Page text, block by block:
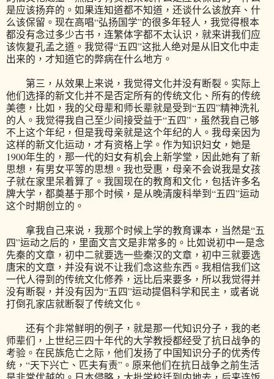
是应该扬弃的。如果连知道都不知道，还谈什么该放弃、什
么该保留。现在高唱“弘扬国学”的很多年轻人，我觉得根本
都没有念过多少古书，连繁体字都不太认识，就来讲我们应
该恢复孔孟之道。我觉得“五四”这批人绝对是从旧文化中走
出来的，才知道它的弊病在什么地方。
第三，从效果上来说，我觉得文化并没有断裂。实际上
他们选择的新文化并不是否定所有的传统文化、所有的传统
美德，比如，我的父母辈和师长辈就是受到“五四”精神洗礼
的人。我觉得我自己至少间接受益于“五四”，虽然我自己够
不上这个年纪，但是我母亲就是这个年纪的人。我母亲因为
这样的新文化运动，才有资格上学。作为知识妇女，她是
1900年生的，那一代的妇女有机会上新学堂，因此她有了新
思想，有男女平等的思想。我也受惠，母亲不会说我是女孩
子就在家里呆着算了。我国现在的教育和文化，包括许多名
牌大学，都奠基于那个时候，是从晚清废科举到“五四”运动
这个时期创立的。
拿我自己来说，我那个时候上学的教育课本，当然是“五
四”运动之后的，里面文言文是非常多的。比如说初中一是念
先秦的文章，初中二就要选一些秦汉的文章，初中三就要选
唐宋的文章，并没有说不让我们念这些东西。我相信我们这
一代人得到的传统文化修养，远比后来要多，所以我觉得并
没有断裂，并没有因为“五四”运动提倡科学和民主，或者说
打倒孔家店就断裂了传统文化。
还有个非常鲜明的例子，就是那一代知识分子，我的老
师辈们，上世纪三四十年代的大学教授都经受了抗日战争的
考验。在民族危亡之际，他们发扬了中国知识分子的优秀传
统，“天下兴亡、匹夫有责”。原来他们在抗日战争之前生活